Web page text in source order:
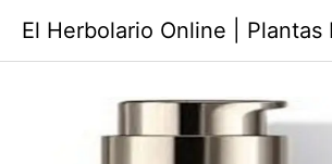
contenido
El Herbolario Online |